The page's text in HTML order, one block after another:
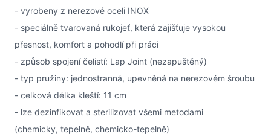
- vyrobeny z nerezové oceli INOX
- speciálně tvarovaná rukojeť, která zajišťuje vysokou
přesnost, komfort a pohodlí při práci
- způsob spojení čelistí: Lap Joint (nezapuštěný)
- typ pružiny: jednostranná, upevněná na nerezovém šroubu
- celková délka kleští: 11 cm
- lze dezinfikovat a sterilizovat všemi metodami
(chemicky, tepelně, chemicko-tepelně)